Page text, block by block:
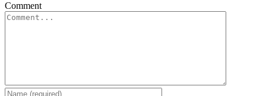
Comment